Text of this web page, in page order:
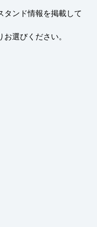
タンド情報を掲載して
お選びください。